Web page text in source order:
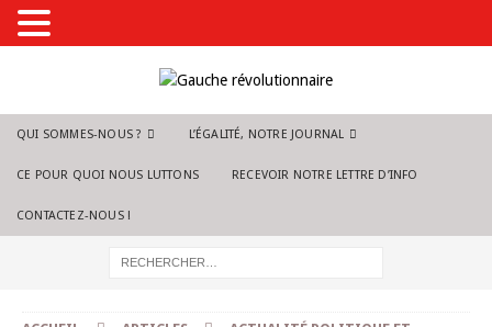
QUI SOMMES-NOUS ? L’ÉGALITÉ, NOTRE JOURNAL
CE POUR QUOI NOUS LUTTONS RECEVOIR NOTRE LETTRE D’INFO
CONTACTEZ-NOUS !